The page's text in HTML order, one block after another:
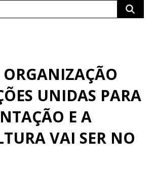
ORGANIZAÇÃO
UNIDAS PARA
E A
VAI SER NO